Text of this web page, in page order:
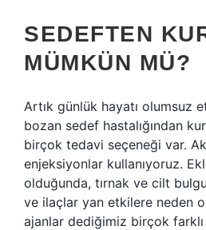
SEDEFTEN
MÜMKÜN MÜ?
Artık günlük hayatı olumsuz
bozan sedef hastalığından
birçok tedavi seçeneği var.
enjeksiyonlar kullanıyoruz.
olduğunda, tırnak ve cilt
ve ilaçlar yan etkilere neden
ajanlar dediğimiz birçok